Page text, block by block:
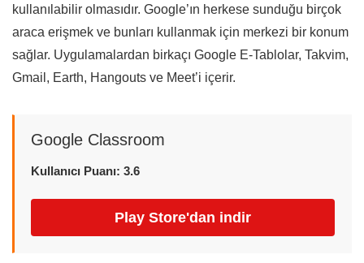
kullanılabilir olmasıdır. Google’ın herkese sunduğu birçok
araca erişmek ve bunları kullanmak için merkezi bir konum
sağlar. Uygulamalardan birkaçı Google E-Tablolar, Takvim,
Gmail, Earth, Hangouts ve Meet’i içerir.
Google Classroom
Kullanıcı Puanı: 3.6
Play Store'dan indir